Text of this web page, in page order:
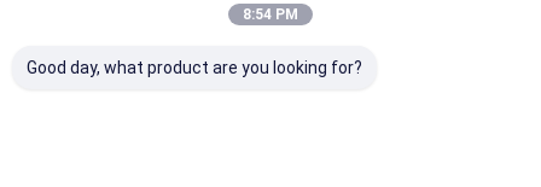
8:54 PM
Good day, what product are you looking for?